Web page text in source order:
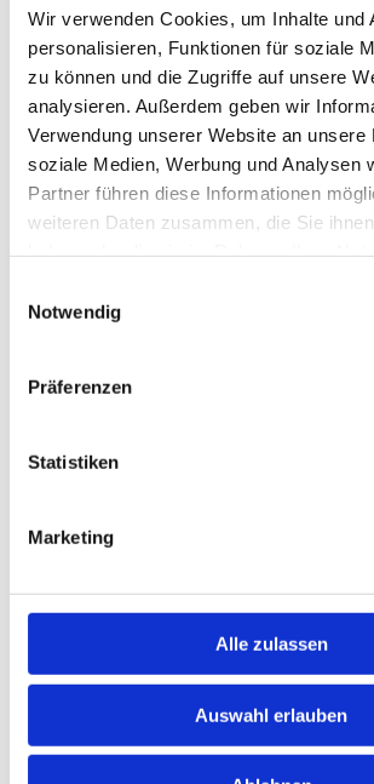
Wir verwenden Cookies, um Inhalte und
personalisieren, Funktionen für soziale
zu können und die Zugriffe auf unsere
analysieren. Außerdem geben wir
Verwendung unserer Website an unsere
soziale Medien, Werbung und Analysen
Partner führen diese Informationen
weiteren Daten zusammen, die Sie
Notwendig
Präferenzen
Statistiken
Marketing
Alle zulassen
Auswahl erlauben
Delivery
ioe Institute of
4 Wochen
Neu! Meppen
compassio
Gerontopsychiatrische
compassio
3 Tagen
Meppen
Pflegefachkraft (m/w/
sozial & kooperativ!